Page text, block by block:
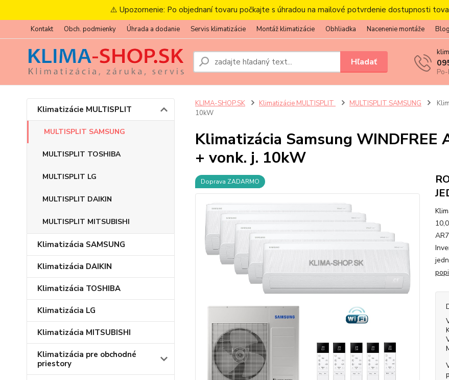
⚠️ Upozornenie: Po objednaní tovaru počkajte s úhradou na mailové potvrdenie dostupnosti
Kontakt Obch. podmienky Úhrada a dodanie Servis klimatizácie Montáž klimatizácie Obhliadka Nacenenie montáže Blog
Hľadať
Klimatizácie MULTISPLIT
MULTISPLIT SAMSUNG
MULTISPLIT TOSHIBA
MULTISPLIT LG
MULTISPLIT DAIKIN
MULTISPLIT MITSUBISHI
Klimatizácia SAMSUNG
Klimatizácia DAIKIN
Klimatizácia TOSHIBA
Klimatizácia LG
Klimatizácia MITSUBISHI
Klimatizácia pre obchodné
priestory
KLIMA-SHOP.SK Klimatizácie MULTISPLIT MULTISPLIT SAMSUNG
10kW
Klimatizácia Samsung
+ vonk. j. 10kW
Doprava ZADARMO